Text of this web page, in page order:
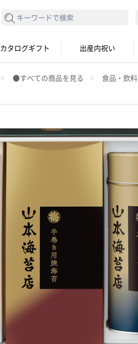
検索する
カタログギフト 出産内祝い
●すべての商品を見る 食品・飲料